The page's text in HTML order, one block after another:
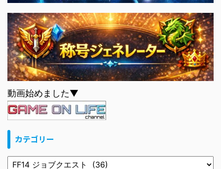
動画始めました▼
カテゴリー